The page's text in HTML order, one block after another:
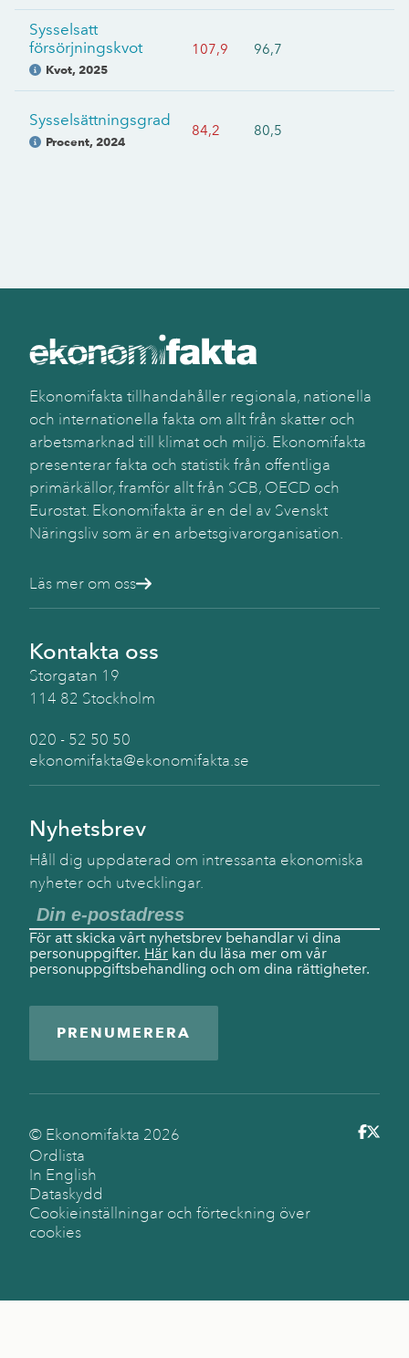
Sysselsatt
försörjningskvot
Kvot, 2025
107,9 96,7
Sysselsättningsgrad
Procent, 2024
84,2 80,5
Ekonomifakta tillhandahåller regionala, nationella
och internationella fakta om allt från skatter och
arbetsmarknad till klimat och miljö. Ekonomifakta
presenterar fakta och statistik från offentliga
primärkällor, framför allt från SCB, OECD och
Eurostat. Ekonomifakta är en del av Svenskt
Näringsliv som är en arbetsgivarorganisation.
Läs mer om oss
Kontakta oss
Storgatan 19
114 82 Stockholm
020 - 52 50 50
ekonomifakta@ekonomifakta.se
Nyhetsbrev
Håll dig uppdaterad om intressanta ekonomiska
nyheter och utvecklingar.
För att skicka vårt nyhetsbrev behandlar vi dina
personuppgifter. Här kan du läsa mer om vår
personuppgiftsbehandling och om dina rättigheter.
PRENUMERERA
© Ekonomifakta 2026
Ordlista
In English
Dataskydd
Cookieinställningar och förteckning över
cookies